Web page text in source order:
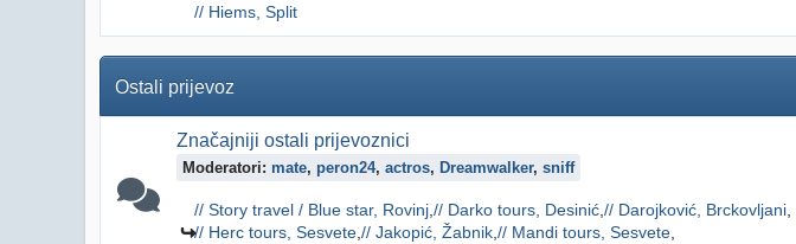
// Hiems, Split
Ostali prijevoz
Značajniji ostali prijevoznici
Moderatori: mate, peron24, actros, Dreamwalker, sniff
// Story travel / Blue star, Rovinj // Darko tours, Desinić // Darojković, Brckovljani
// Herc tours, Sesvete // Jakopić, Žabnik // Mandi tours, Sesvete